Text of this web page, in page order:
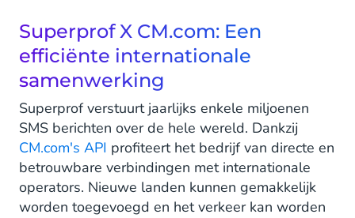
Superprof X CM.com: Een
efficiënte internationale
samenwerking
Superprof verstuurt jaarlijks enkele miljoenen
SMS berichten over de hele wereld. Dankzij
CM.com's API profiteert het bedrijf van directe en
betrouwbare verbindingen met internationale
operators. Nieuwe landen kunnen gemakkelijk
worden toegevoegd en het verkeer kan worden